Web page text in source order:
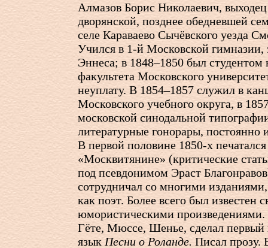
Алмазов Борис Николаевич,
дворянской, позднее обедневшей
селе Караваево Сычёвского уезда
Учился в 1-й Московской гимназии,
Эннеса; в 1848–1850 был студентом
факультета Московского
неуплату. В 1854–1857 служил в
Московского учебного округа, в
московской синодальной
литературные гонорары, постоянно
В первой половине 1850-х
«Москвитянине» (критические
под псевдонимом Эраст
сотрудничал со многими
как поэт. Более всего был известен
юмористическими
Гёте, Мюссе, Шенье, сделал первый
язык Песни о Роланде. Писал